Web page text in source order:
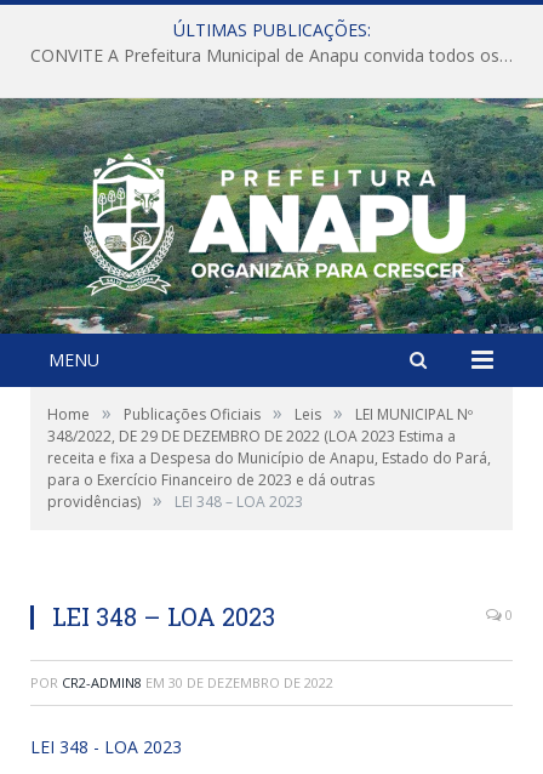
ÚLTIMAS PUBLICAÇÕES:
CONVITE A Prefeitura Municipal de Anapu convida todos os servidores públicos municipais para participarem da Audiência Pública de discussão da Lei de Diretrizes Orçamentárias (LDO), importante instrumento de planejamento das ações e investimentos da Administração Pública para o próximo exercício financeiro.
MENU
Home » Publicações Oficiais » Leis »
LEI MUNICIPAL Nº
348/2022, DE 29 DE DEZEMBRO DE 2022 (LOA 2023 Estima a
receita e fixa a Despesa do Município de Anapu, Estado do Pará,
para o Exercício Financeiro de 2023 e dá outras
providências) » LEI 348 – LOA 2023
LEI 348 – LOA 2023 0
POR CR2-ADMIN8 EM 30 DE DEZEMBRO DE 2022
LEI 348 - LOA 2023